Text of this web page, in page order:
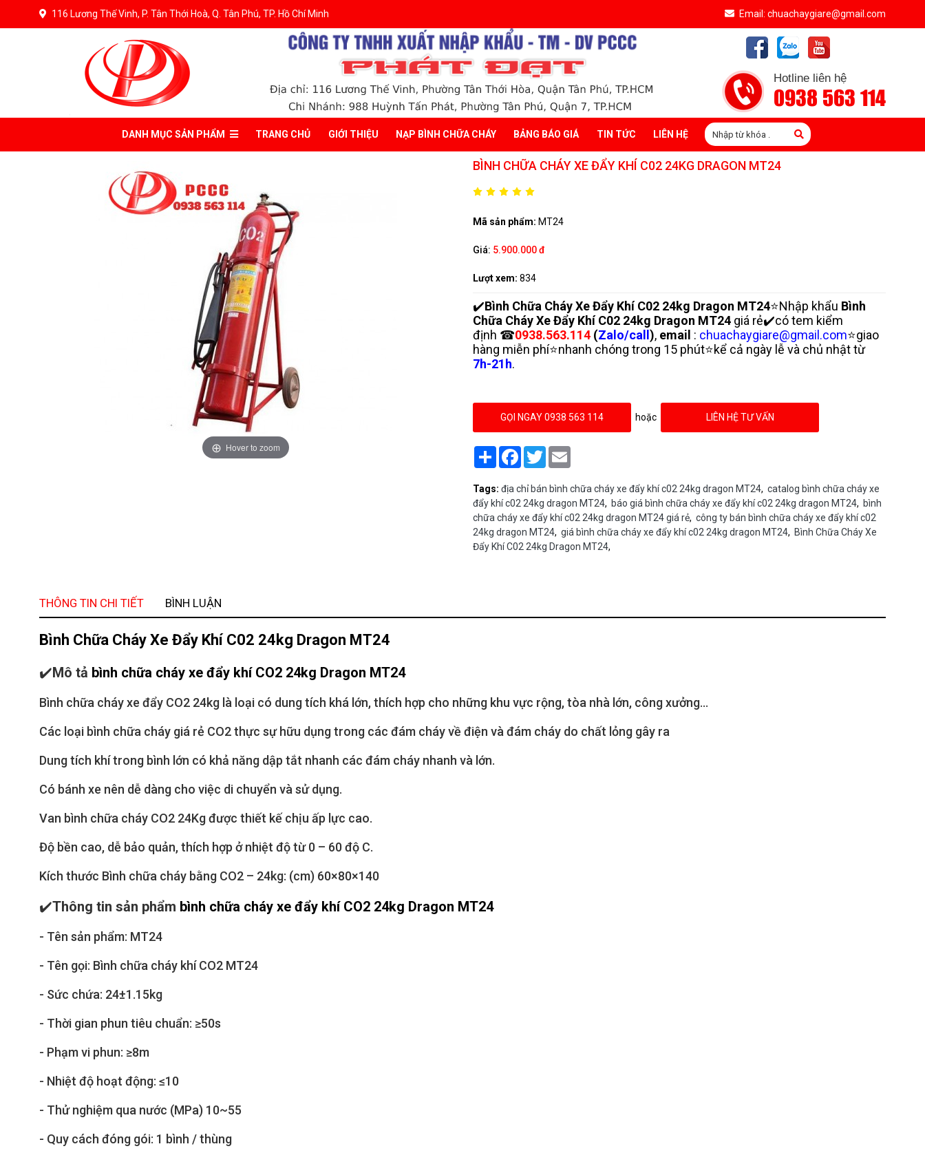
116 Lương Thế Vinh, P. Tân Thới Hoà, Q. Tân Phú, TP. Hồ Chí Minh Email: chuachaygiare@gmail.com
Hotline liên hệ
0938 563 114
DANH MỤC SẢN PHẨM TRANG CHỦ GIỚI THIỆU NẠP BÌNH CHỮA CHÁY BẢNG BÁO GIÁ TIN TỨC LIÊN HỆ
Hover to zoom
BÌNH CHỮA CHÁY XE ĐẨY KHÍ C02 24KG DRAGON MT24
Mã sản phẩm: MT24
Giá: 5.900.000 đ
Lượt xem: 834
✔️Bình Chữa Cháy Xe Đẩy Khí C02 24kg Dragon MT24⭐Nhập khẩu Bình
Chữa Cháy Xe Đẩy Khí C02 24kg Dragon MT24 giá rẻ✔️có tem kiểm
định ☎0938.563.114 (Zalo/call ), email : chuachaygiare@gmail.com⭐giao
hàng miễn phí⭐nhanh chóng trong 15 phút⭐kể cả ngày lễ và chủ nhật từ
7h-21h.
GỌI NGAY 0938 563 114 hoặc LIÊN HỆ TƯ VẤN
Share Facebook
Twitter
Tags: địa chỉ bán bình chữa cháy xe đẩy khí c02 24kg dragon MT24, catalog bình chữa cháy xe
đẩy khí c02 24kg dragon MT24, báo giá bình chữa cháy xe đẩy khí c02 24kg dragon MT24, bình
chữa cháy xe đẩy khí c02 24kg dragon MT24 giá rẻ, công ty bán bình chữa cháy xe đẩy khí c02
24kg dragon MT24, giá bình chữa cháy xe đẩy khí c02 24kg dragon MT24, Bình Chữa Cháy Xe
Đẩy Khí C02 24kg Dragon MT24,
THÔNG TIN CHI TIẾT BÌNH LUẬN
Bình Chữa Cháy Xe Đẩy Khí C02 24kg Dragon MT24
✔️Mô tả bình chữa cháy xe đẩy khí CO2 24kg Dragon MT24
Bình chữa cháy xe đẩy CO2 24kg là loại có dung tích khá lớn, thích hợp cho những khu vực rộng, tòa nhà lớn, công xưởng…
Các loại bình chữa cháy giá rẻ CO2 thực sự hữu dụng trong các đám cháy về điện và đám cháy do chất lỏng gây ra
Dung tích khí trong bình lớn có khả năng dập tắt nhanh các đám cháy nhanh và lớn.
Có bánh xe nên dễ dàng cho việc di chuyển và sử dụng.
Van bình chữa cháy CO2 24Kg được thiết kế chịu ấp lực cao.
Độ bền cao, dễ bảo quản, thích hợp ở nhiệt độ từ 0 – 60 độ C.
Kích thước Bình chữa cháy bằng CO2 – 24kg: (cm) 60×80×140
✔️Thông tin sản phẩm bình chữa cháy xe đẩy khí CO2 24kg Dragon MT24
- Tên sản phẩm: MT24
- Tên gọi: Bình chữa cháy khí CO2 MT24
- Sức chứa: 24±1.15kg
- Thời gian phun tiêu chuẩn: ≥50s
- Phạm vi phun: ≥8m
- Nhiệt độ hoạt động: ≤10
- Thử nghiệm qua nước (MPa) 10~55
- Quy cách đóng gói: 1 bình / thùng